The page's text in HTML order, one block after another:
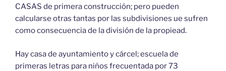
CASAS de primera construcción; pero pueden
calcularse otras tantas por las subdivisiones ue sufren
como consecuencia de la división de la propiead.
Hay casa de ayuntamiento y cárcel; escuela de
primeras letras para niños frecuentada por 73